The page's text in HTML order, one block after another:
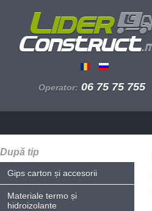
Operator: 06 75 75 755
După tip
Gips carton și accesorii
Materiale termo și
hidroizolante